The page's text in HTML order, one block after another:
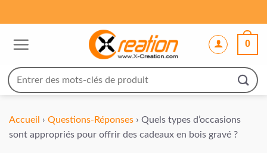
0
Recherche
pour :
Accueil › Questions-Réponses › Quels types d’occasions
sont appropriés pour offrir des cadeaux en bois gravé ?